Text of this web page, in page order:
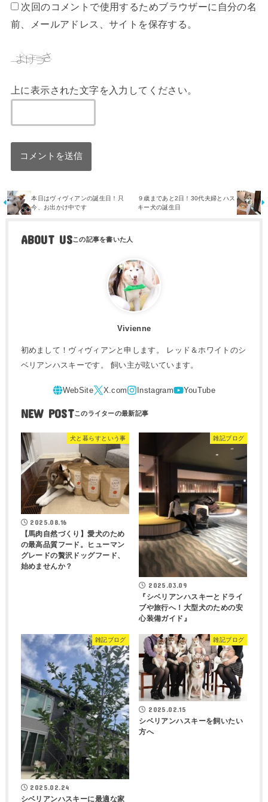
次回のコメントで使用するためブラウザーに自分の名
前、メールアドレス、サイトを保存する。
上に表示された文字を入力してください。
本日はヴィヴィアンの誕生日！只
今、お出かけ中です
９歳まであと2日！30代夫婦とハス
キー犬の誕生日
ABOUT US
Vivienne
初めまして！ヴィヴィアンと申します。 レッド＆ホワイトのシ
ベリアンハスキーです。 飼い主が呟いています。
NEW POST
犬と暮らすという事
2025.08.16
【馬肉自然づくり】愛犬のため
の最高品質フード。ヒューマン
グレードの贅沢ドッグフード、
始めませんか？
雑記ブログ
2025.03.09
『シベリアンハスキーとドライ
ブや旅行へ！大型犬のための安
心装備ガイド』
雑記ブログ
2025.02.24
シベリアンハスキーに最適な家
雑記ブログ
2025.02.15
シベリアンハスキーを飼いたい
方へ